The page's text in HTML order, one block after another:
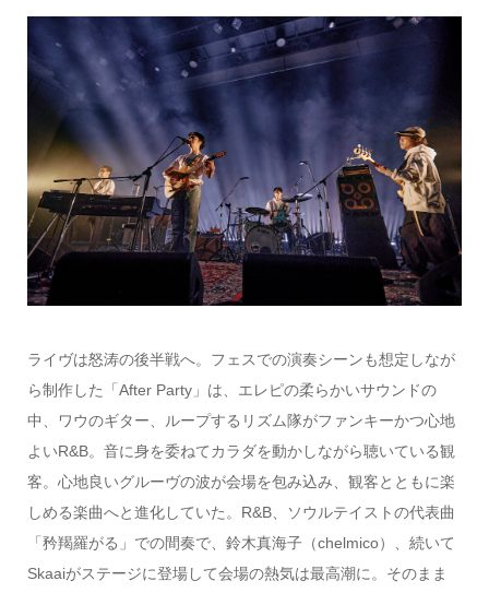
ライヴは怒涛の後半戦へ。フェスでの演奏シーンも想定しなが
ら制作した「After Party」は、エレピの柔らかいサウンドの
中、ワウのギター、ループするリズム隊がファンキーかつ心地
よいR&B。音に身を委ねてカラダを動かしながら聴いている観
客。心地良いグルーヴの波が会場を包み込み、観客とともに楽
しめる楽曲へと進化していた。R&B、ソウルテイストの代表曲
「矜羯羅がる」での間奏で、鈴木真海子（chelmico）、続いて
Skaaiがステージに登場して会場の熱気は最高潮に。そのまま